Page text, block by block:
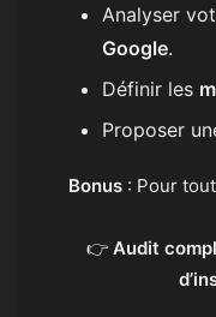
Analyser
Google.
Définir les
Proposer
Bonus : Pour
👉 Audit